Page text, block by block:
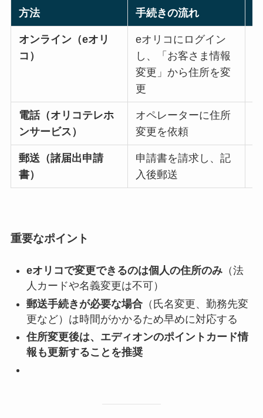
方法 手続きの流れ
オンライン（eオリ
コ）
eオリコにログイン
し、「お客さま情報
変更」から住所を変
更
電話（オリコテレホ
ンサービス）
オペレーターに住所
変更を依頼
郵送（諸届出申請
書）
申請書を請求し、記
入後郵送
重要なポイント
eオリコで変更できるのは個人の住所のみ（法
人カードや名義変更は不可）
郵送手続きが必要な場合（氏名変更、勤務先変
更など）は時間がかかるため早めに対応する
住所変更後は、エディオンのポイントカード情
報も更新することを推奨